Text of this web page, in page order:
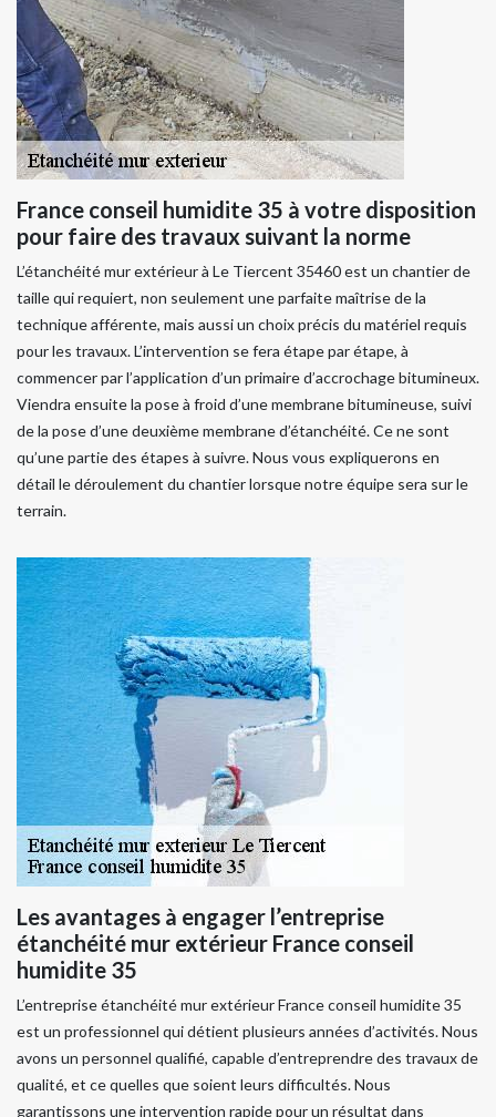
France conseil humidite 35 à votre disposition
pour faire des travaux suivant la norme
L’étanchéité mur extérieur à Le Tiercent 35460 est un chantier de
taille qui requiert, non seulement une parfaite maîtrise de la
technique afférente, mais aussi un choix précis du matériel requis
pour les travaux. L’intervention se fera étape par étape, à
commencer par l’application d’un primaire d’accrochage bitumineux.
Viendra ensuite la pose à froid d’une membrane bitumineuse, suivi
de la pose d’une deuxième membrane d’étanchéité. Ce ne sont
qu’une partie des étapes à suivre. Nous vous expliquerons en
détail le déroulement du chantier lorsque notre équipe sera sur le
terrain.
Les avantages à engager l’entreprise
étanchéité mur extérieur France conseil
humidite 35
L’entreprise étanchéité mur extérieur France conseil humidite 35
est un professionnel qui détient plusieurs années d’activités. Nous
avons un personnel qualifié, capable d’entreprendre des travaux de
qualité, et ce quelles que soient leurs difficultés. Nous
garantissons une intervention rapide pour un résultat dans